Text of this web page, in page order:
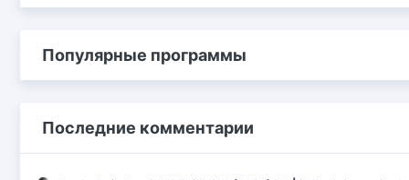
Популярные программы
Последние комментарии